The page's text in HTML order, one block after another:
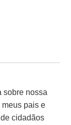
sobre nossa
meus pais e
cidadãos